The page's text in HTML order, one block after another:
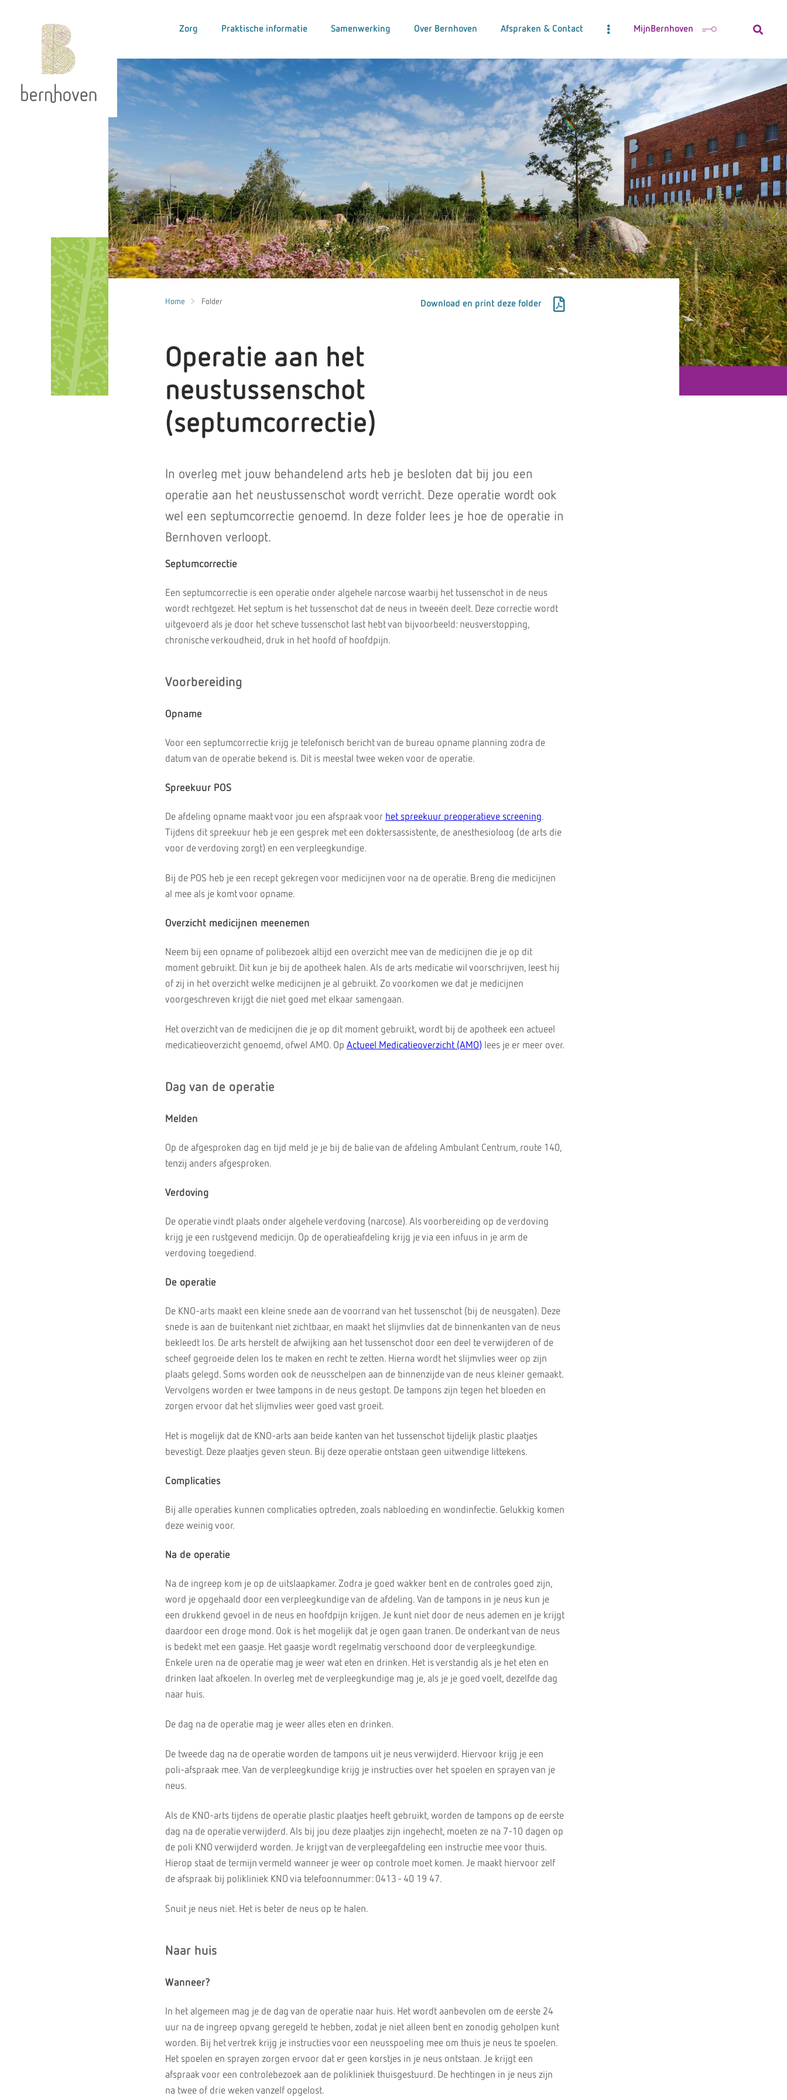
Zorg Praktische informatie Samenwerking Over Bernhoven Afspraken & Contact MijnBernhoven
Home Folder Download en print deze folder
Operatie aan het
neustussenschot
(septumcorrectie)
In overleg met jouw behandelend arts heb je besloten dat bij jou een
operatie aan het neustussenschot wordt verricht. Deze operatie wordt ook
wel een septumcorrectie genoemd. In deze folder lees je hoe de operatie in
Bernhoven verloopt.
Septumcorrectie
Een septumcorrectie is een operatie onder algehele narcose waarbij het tussenschot in de neus
wordt rechtgezet. Het septum is het tussenschot dat de neus in tweeën deelt. Deze correctie wordt
uitgevoerd als je door het scheve tussenschot last hebt van bijvoorbeeld: neusverstopping,
chronische verkoudheid, druk in het hoofd of hoofdpijn.
Voorbereiding
Opname
Voor een septumcorrectie krijg je telefonisch bericht van de bureau opname planning zodra de
datum van de operatie bekend is. Dit is meestal twee weken voor de operatie.
Spreekuur POS
De afdeling opname maakt voor jou een afspraak voor het spreekuur preoperatieve screening.
Tijdens dit spreekuur heb je een gesprek met een doktersassistente, de anesthesioloog (de arts die
voor de verdoving zorgt) en een verpleegkundige.
Bij de POS heb je een recept gekregen voor medicijnen voor na de operatie. Breng die medicijnen
al mee als je komt voor opname.
Overzicht medicijnen meenemen
Neem bij een opname of polibezoek altijd een overzicht mee van de medicijnen die je op dit
moment gebruikt. Dit kun je bij de apotheek halen. Als de arts medicatie wil voorschrijven, leest hij
of zij in het overzicht welke medicijnen je al gebruikt. Zo voorkomen we dat je medicijnen
voorgeschreven krijgt die niet goed met elkaar samengaan.
Het overzicht van de medicijnen die je op dit moment gebruikt, wordt bij de apotheek een actueel
medicatieoverzicht genoemd, ofwel AMO. Op Actueel Medicatieoverzicht (AMO) lees je er meer over.
Dag van de operatie
Melden
Op de afgesproken dag en tijd meld je je bij de balie van de afdeling Ambulant Centrum, route 140,
tenzij anders afgesproken.
Verdoving
De operatie vindt plaats onder algehele verdoving (narcose). Als voorbereiding op de verdoving
krijg je een rustgevend medicijn. Op de operatieafdeling krijg je via een infuus in je arm de
verdoving toegediend.
De operatie
De KNO-arts maakt een kleine snede aan de voorrand van het tussenschot (bij de neusgaten). Deze
snede is aan de buitenkant niet zichtbaar, en maakt het slijmvlies dat de binnenkanten van de neus
bekleedt los. De arts herstelt de afwijking aan het tussenschot door een deel te verwijderen of de
scheef gegroeide delen los te maken en recht te zetten. Hierna wordt het slijmvlies weer op zijn
plaats gelegd. Soms worden ook de neusschelpen aan de binnenzijde van de neus kleiner gemaakt.
Vervolgens worden er twee tampons in de neus gestopt. De tampons zijn tegen het bloeden en
zorgen ervoor dat het slijmvlies weer goed vast groeit.
Het is mogelijk dat de KNO-arts aan beide kanten van het tussenschot tijdelijk plastic plaatjes
bevestigt. Deze plaatjes geven steun. Bij deze operatie ontstaan geen uitwendige littekens.
Complicaties
Bij alle operaties kunnen complicaties optreden, zoals nabloeding en wondinfectie. Gelukkig komen
deze weinig voor.
Na de operatie
Na de ingreep kom je op de uitslaapkamer. Zodra je goed wakker bent en de controles goed zijn,
word je opgehaald door een verpleegkundige van de afdeling. Van de tampons in je neus kun je
een drukkend gevoel in de neus en hoofdpijn krijgen. Je kunt niet door de neus ademen en je krijgt
daardoor een droge mond. Ook is het mogelijk dat je ogen gaan tranen. De onderkant van de neus
is bedekt met een gaasje. Het gaasje wordt regelmatig verschoond door de verpleegkundige.
Enkele uren na de operatie mag je weer wat eten en drinken. Het is verstandig als je het eten en
drinken laat afkoelen. In overleg met de verpleegkundige mag je, als je je goed voelt, dezelfde dag
naar huis.
De dag na de operatie mag je weer alles eten en drinken.
De tweede dag na de operatie worden de tampons uit je neus verwijderd. Hiervoor krijg je een
poli-afspraak mee. Van de verpleegkundige krijg je instructies over het spoelen en sprayen van je
neus.
Als de KNO-arts tijdens de operatie plastic plaatjes heeft gebruikt, worden de tampons op de eerste
dag na de operatie verwijderd. Als bij jou deze plaatjes zijn ingehecht, moeten ze na 7-10 dagen op
de poli KNO verwijderd worden. Je krijgt van de verpleegafdeling een instructie mee voor thuis.
Hierop staat de termijn vermeld wanneer je weer op controle moet komen. Je maakt hiervoor zelf
de afspraak bij polikliniek KNO via telefoonnummer: 0413 - 40 19 47.
Snuit je neus niet. Het is beter de neus op te halen.
Naar huis
Wanneer?
In het algemeen mag je de dag van de operatie naar huis. Het wordt aanbevolen om de eerste 24
uur na de ingreep opvang geregeld te hebben, zodat je niet alleen bent en zonodig geholpen kunt
worden. Bij het vertrek krijg je instructies voor een neusspoeling mee om thuis je neus te spoelen.
Het spoelen en sprayen zorgen ervoor dat er geen korstjes in je neus ontstaan. Je krijgt een
afspraak voor een controlebezoek aan de polikliniek thuisgestuurd. De hechtingen in je neus zijn
na twee of drie weken vanzelf opgelost.